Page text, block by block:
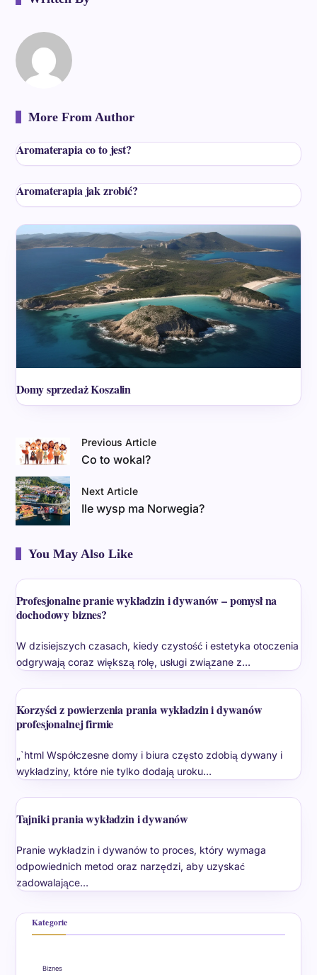
More From Author
Aromaterapia co to jest?
Aromaterapia jak zrobić?
Domy sprzedaż Koszalin
Previous Article
Co to wokal?
Next Article
Ile wysp ma Norwegia?
You May Also Like
Profesjonalne pranie wykładzin i dywanów – pomysł na
dochodowy biznes?
W dzisiejszych czasach, kiedy czystość i estetyka otoczenia
odgrywają coraz większą rolę, usługi związane z…
Korzyści z powierzenia prania wykładzin i dywanów
profesjonalnej firmie
„`html Współczesne domy i biura często zdobią dywany i
wykładziny, które nie tylko dodają uroku…
Tajniki prania wykładzin i dywanów
Pranie wykładzin i dywanów to proces, który wymaga
odpowiednich metod oraz narzędzi, aby uzyskać
zadowalające…
Kategorie
Biznes